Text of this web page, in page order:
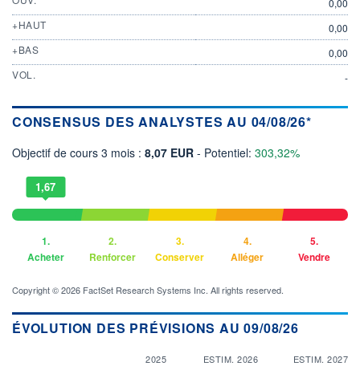
0,00
+HAUT
0,00
+BAS
0,00
VOL.
-
CONSENSUS DES ANALYSTES AU 04/08/26*
Objectif de cours 3 mois : 8,07 EUR - Potentiel: 303,32%
1,67
1.
Acheter
2.
Renforcer
3.
Conserver
4.
Alléger
5.
Vendre
Copyright © 2026 FactSet Research Systems Inc. All rights reserved.
ÉVOLUTION DES PRÉVISIONS AU 09/08/26
2025 ESTIM. 2026 ESTIM. 2027